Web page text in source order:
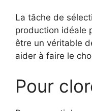
La tâche de
production idéale
être un véritable
aider à faire le
Pour